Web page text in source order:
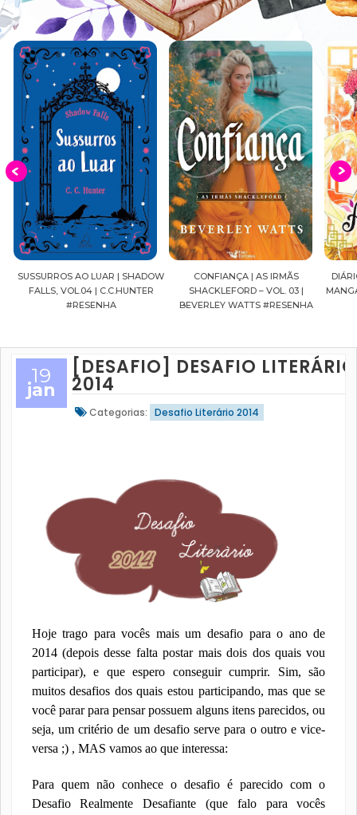
SUSSURROS AO LUAR | SHADOW
FALLS, VOL.04 | C.C.HUNTER
#RESENHA
CONFIANÇA | AS IRMÃS
SHACKLEFORD – VOL. 03 |
BEVERLEY WATTS #RESENHA
19
jan
[DESAFIO] DESAFIO LITERÁRIO
2014
Categorias: Desafio Literário 2014
Hoje trago para vocês mais um desafio para o ano de
2014 (depois desse falta postar mais dois dos quais vou
participar), e que espero conseguir cumprir. Sim, são
muitos desafios dos quais estou participando, mas que se
você parar para pensar possuem alguns itens parecidos, ou
seja, um critério de um desafio serve para o outro e vice-
versa ;) , MAS vamos ao que interessa:
Para quem não conhece o desafio é parecido com o
Desafio Realmente Desafiante (que falo para vocês